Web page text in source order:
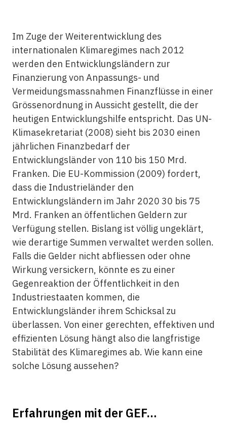
Im Zuge der Weiterentwicklung des
internationalen Klimaregimes nach 2012
werden den Entwicklungsländern zur
Finanzierung von Anpassungs- und
Vermeidungsmassnahmen Finanzflüsse in einer
Grössenordnung in Aussicht gestellt, die der
heutigen Entwicklungshilfe entspricht. Das UN-
Klimasekretariat (2008) sieht bis 2030 einen
jährlichen Finanzbedarf der
Entwicklungsländer von 110 bis 150 Mrd.
Franken. Die EU-Kommission (2009) fordert,
dass die Industrieländer den
Entwicklungsländern im Jahr 2020 30 bis 75
Mrd. Franken an öffentlichen Geldern zur
Verfügung stellen. Bislang ist völlig ungeklärt,
wie derartige Summen verwaltet werden sollen.
Falls die Gelder nicht abfliessen oder ohne
Wirkung versickern, könnte es zu einer
Gegenreaktion der Öffentlichkeit in den
Industriestaaten kommen, die
Entwicklungsländer ihrem Schicksal zu
überlassen. Von einer gerechten, effektiven und
effizienten Lösung hängt also die langfristige
Stabilität des Klimaregimes ab. Wie kann eine
solche Lösung aussehen?
Erfahrungen mit der GEF…